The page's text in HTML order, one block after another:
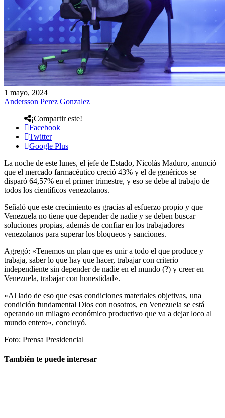
1 mayo, 2024
Andersson Perez Gonzalez
¡Compartir este!
Facebook
Twitter
Google Plus
La noche de este lunes, el jefe de Estado, Nicolás Maduro, anunció
que el mercado farmacéutico creció 43% y el de genéricos se
disparó 64,57% en el primer trimestre, y eso se debe al trabajo de
todos los científicos venezolanos.
Señaló que este crecimiento es gracias al esfuerzo propio y que
Venezuela no tiene que depender de nadie y se deben buscar
soluciones propias, además de confiar en los trabajadores
venezolanos para superar los bloqueos y sanciones.
Agregó: «Tenemos un plan que es unir a todo el que produce y
trabaja, saber lo que hay que hacer, trabajar con criterio
independiente sin depender de nadie en el mundo (?) y creer en
Venezuela, trabajar con honestidad».
«Al lado de eso que esas condiciones materiales objetivas, una
condición fundamental Dios con nosotros, en Venezuela se está
operando un milagro económico productivo que va a dejar loco al
mundo entero», concluyó.
Foto: Prensa Presidencial
También te puede interesar